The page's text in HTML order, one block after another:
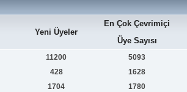
Yeni Üyeler
En Çok Çevrimiçi
Üye Sayısı
11200 5093
428 1628
1704 1780